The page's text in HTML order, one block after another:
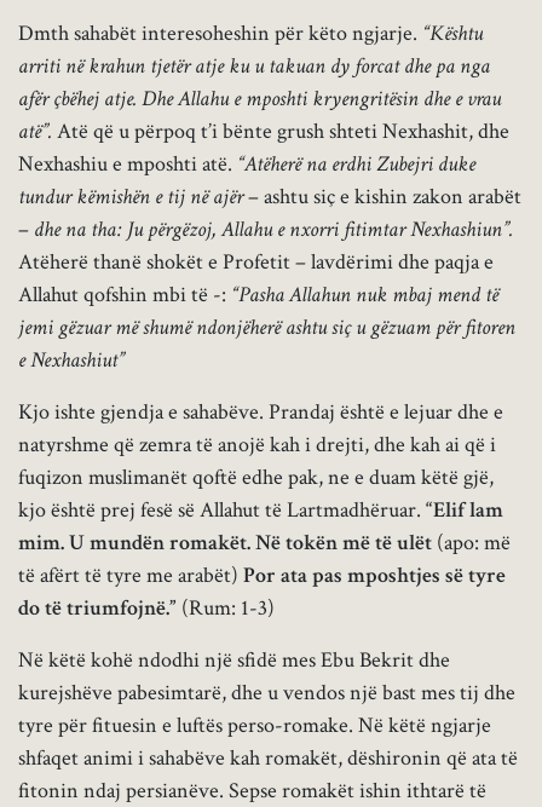
Dmth sahabët interesoheshin për këto ngjarje. “Kështu
arriti në krahun tjetër atje ku u takuan dy forcat dhe pa nga
afër çbëhej atje. Dhe Allahu e mposhti kryengritësin dhe e vrau
atë”. Atë që u përpoq t’i bënte grush shteti Nexhashit, dhe
Nexhashiu e mposhti atë. “Atëherë na erdhi Zubejri duke
tundur këmishën e tij në ajër– ashtu siç e kishin zakon arabët
– dhe na tha: Ju përgëzoj, Allahu e nxorri fitimtar Nexhashiun”.
Atëherë thanë shokët e Profetit – lavdërimi dhe paqja e
Allahut qofshin mbi të -: “Pasha Allahun nuk mbaj mend të
jemi gëzuar më shumë ndonjëherë ashtu siç u gëzuam për fitoren
e Nexhashiut”
Kjo ishte gjendja e sahabëve. Prandaj është e lejuar dhe e
natyrshme që zemra të anojë kah i drejti, dhe kah ai që i
fuqizon muslimanët qoftë edhe pak, ne e duam këtë gjë,
kjo është prej fesë së Allahut të Lartmadhëruar. “Elif lam
mim. U mundën romakët. Në tokën më të ulët (apo: më
të afërt të tyre me arabët) Por ata pas mposhtjes së tyre
do të triumfojnë.” (Rum: 1-3)
Në këtë kohë ndodhi një sfidë mes Ebu Bekrit dhe
kurejshëve pabesimtarë, dhe u vendos një bast mes tij dhe
tyre për fituesin e luftës perso-romake. Në këtë ngjarje
shfaqet animi i sahabëve kah romakët, dëshironin që ata të
fitonin ndaj persianëve. Sepse romakët ishin ithtarë të